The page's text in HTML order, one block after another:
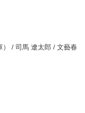
/ 司馬 遼太郎 / 文藝春